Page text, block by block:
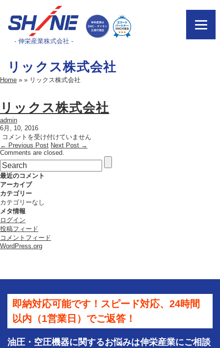
- 伸栄産業株式会社 -
リックス株式会社
Home » » リックス株式会社
リックス株式会社
admin
6月, 10, 2016
リ
ッ
ク
ス
株
式
会
社
は
コメントを受け付けていません
← Previous Post Next Post →
Comments are closed.
最近のコメント
アーカイブ
カテゴリー
カテゴリーなし
メタ情報
ログイン
投稿フィード
コメントフィード
WordPress.org
即納対応可能です！スピード対応、24時間
以内（1営業日）でご返答！
油圧・空圧機器に関するお悩みは伸栄産業にご相談